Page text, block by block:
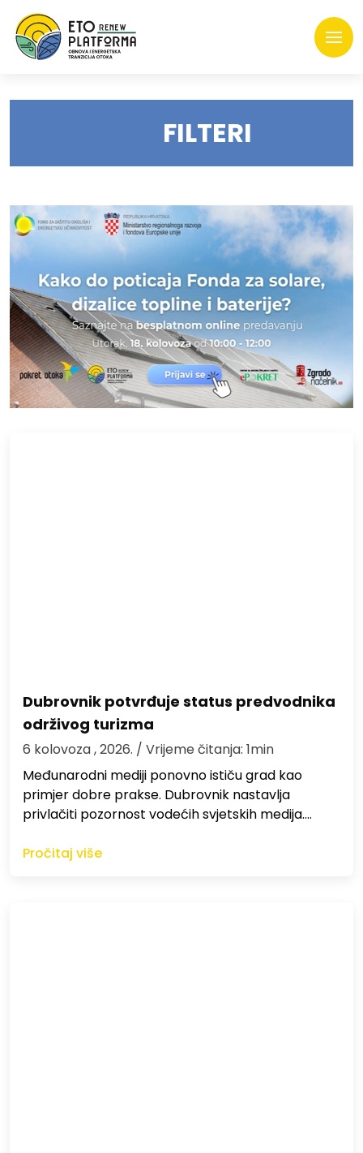
FILTERI
Dubrovnik potvrđuje status predvodnika
održivog turizma
6 kolovoza , 2026. / Vrijeme čitanja: 1min
Međunarodni mediji ponovno ističu grad kao
primjer dobre prakse. Dubrovnik nastavlja
privlačiti pozornost vodećih svjetskih medija.…
Pročitaj više